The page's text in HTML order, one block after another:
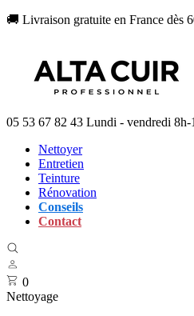
🚚 Livraison gratuite en France dès
05 53 67 82 43 Lundi - vendredi 8h-
Nettoyer
Entretien
Teinture
Rénovation
Conseils
Contact
0
Nettoyage